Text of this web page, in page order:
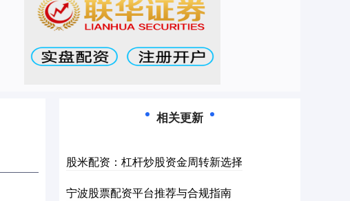
相关更新
股米配资：杠杆炒股资金周转新选择
宁波股票配资平台推荐与合规指南